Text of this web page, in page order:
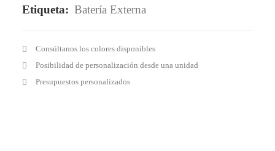
Etiqueta: Batería Externa
Consúltanos los colores disponibles
Posibilidad de personalización desde una unidad
Presupuestos personalizados